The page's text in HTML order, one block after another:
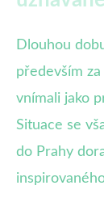
Dlouhou
především
vnímali jako
Situace se
do Prahy